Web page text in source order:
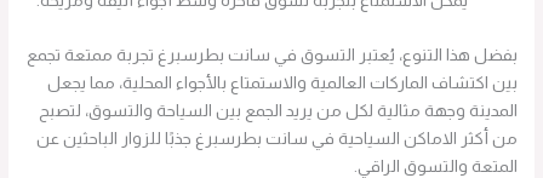
بفضل هذا التنوع، يُعتبر التسوق في سانت بطرسبرغ تجربة ممتعة تجمع
بين اكتشاف الماركات العالمية والاستمتاع بالأجواء المحلية، مما يجعل
المدينة وجهة مثالية لكل من يريد الجمع بين السياحة والتسوق، لتصبح
من أكثر الاماكن السياحية في سانت بطرسبرغ جذبًا للزوار الباحثين عن
المتعة والتسوق الراقي.